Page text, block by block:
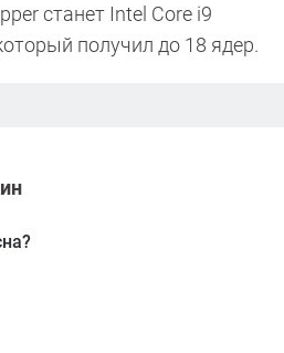
станет Intel Core i9
получил до 18 ядер.